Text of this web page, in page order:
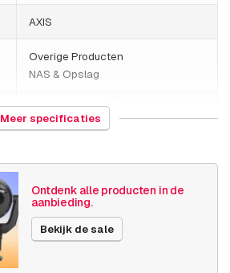
AXIS
Overige Producten
NAS & Opslag
852190
570 x 810 x 420 millimeters
Video recorders
Meer specificaties
Ontdenk alle producten in de
aanbieding.
Bekijk de sale